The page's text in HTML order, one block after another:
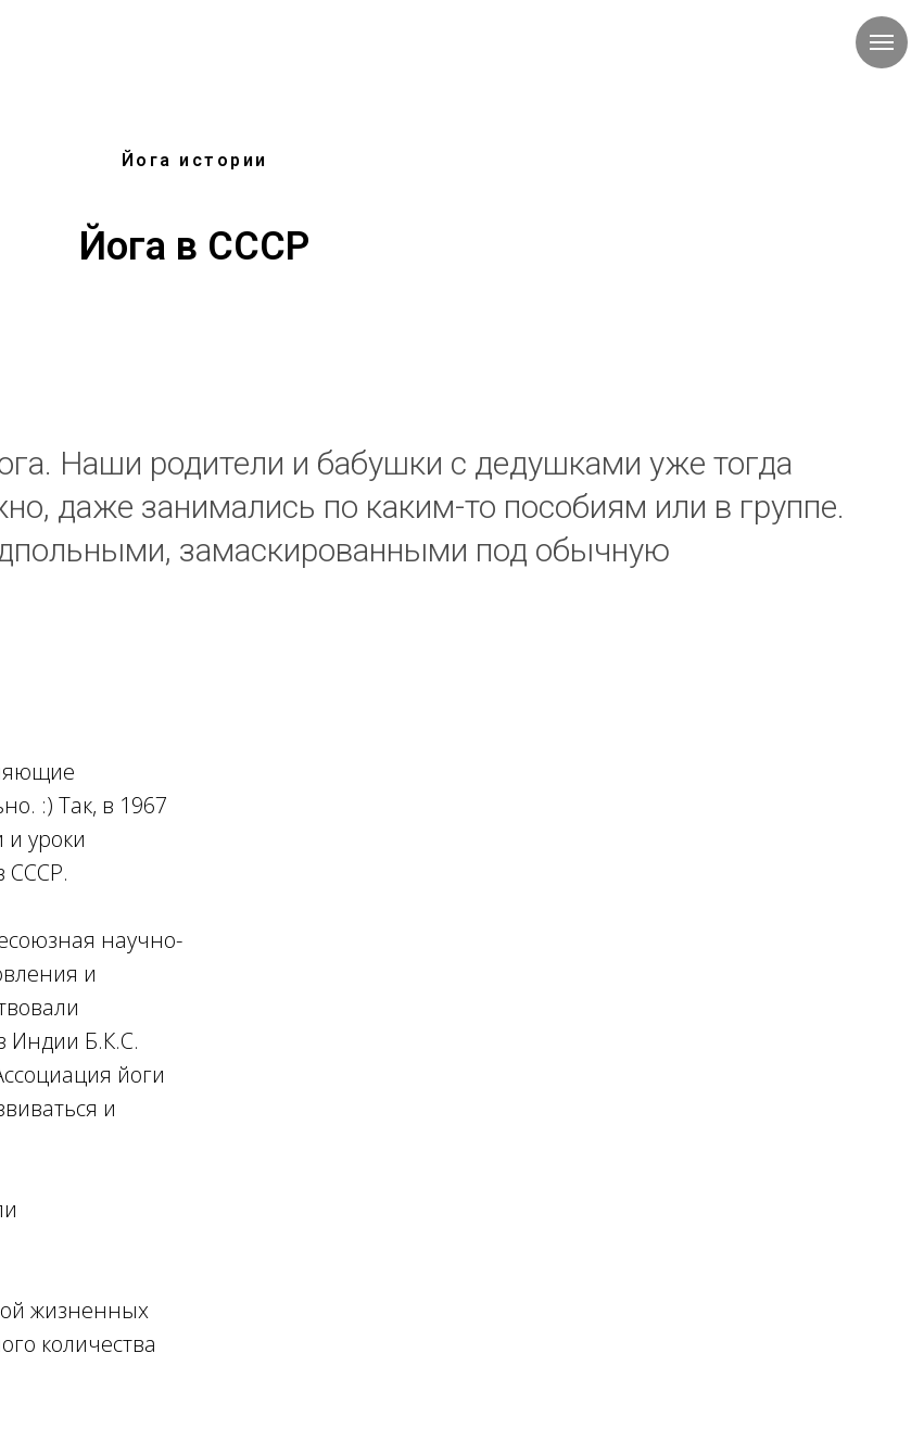
Йога истории
Йога в СССР
Наши родители и бабушки с дедушками уже тогда
даже занимались по каким-то пособиям или в группе.
замаскированными под обычную
:) Так, в 1967
и уроки
СССР.
научно-
и
Индии Б.К.С.
йоги
и
жизненных
количества